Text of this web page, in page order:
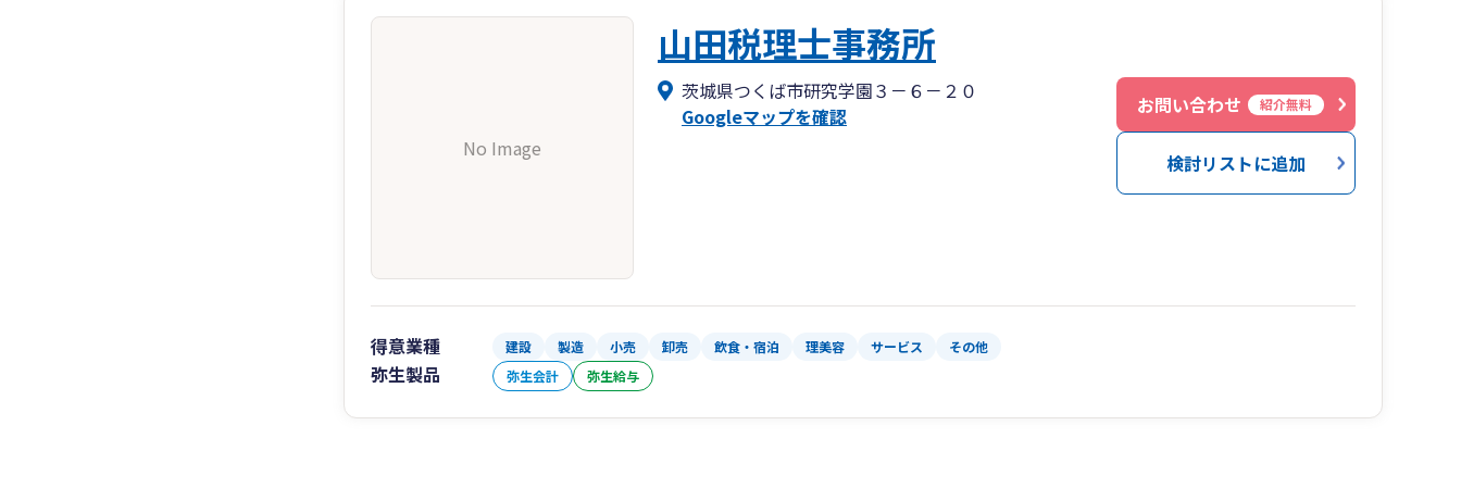
No Image
山田税理士事務所
茨城県つくば市研究学園３－６－２０
Googleマップを確認
お問い合わせ 紹介無料
検討リストに追加
得意業種 建設 製造 小売 卸売 飲食・宿泊 理美容 サービス その他
弥生製品 弥生会計 弥生給与